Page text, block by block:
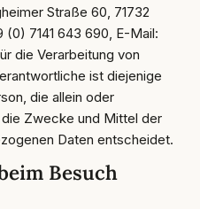
Straße 60, 71732
7141 643 690, E-Mail:
die Verarbeitung von
ist diejenige
die allein oder
Zwecke und Mittel der
Daten entscheidet.
Besuch